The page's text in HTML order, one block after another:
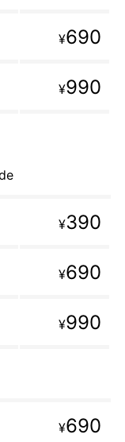
¥690
¥990
¥390
¥690
¥990
¥690